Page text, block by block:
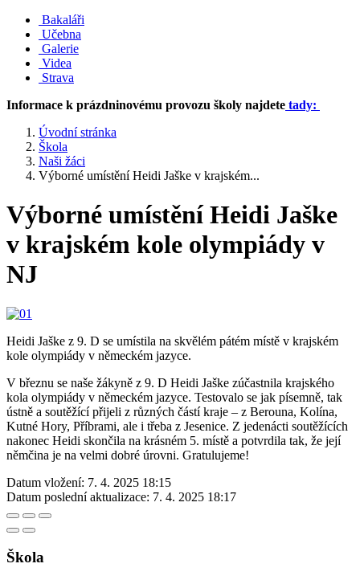
Bakaláři
Učebna
Galerie
Videa
Strava
Informace k prázdninovému provozu školy najdete tady:
Úvodní stránka
Škola
Naši žáci
Výborné umístění Heidi Jaške v krajském...
Výborné umístění Heidi Jaške
v krajském kole olympiády v
NJ
Heidi Jaške z 9. D se umístila na skvělém pátém místě v krajském
kole olympiády v německém jazyce.
V březnu se naše žákyně z 9. D Heidi Jaške zúčastnila krajského
kola olympiády v německém jazyce. Testovalo se jak písemně, tak
ústně a soutěžící přijeli z různých částí kraje – z Berouna, Kolína,
Kutné Hory, Příbrami, ale i třeba z Jesenice. Z jedenácti soutěžících
nakonec Heidi skončila na krásném 5. místě a potvrdila tak, že její
němčina je na velmi dobré úrovni. Gratulujeme!
Datum vložení: 7. 4. 2025 18:15
Datum poslední aktualizace: 7. 4. 2025 18:17
Škola